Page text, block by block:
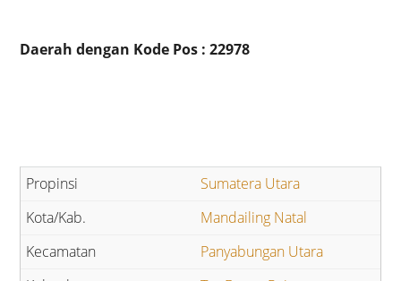
Daerah dengan Kode Pos : 22978
Sumatera Utara
Mandailing Natal
Panyabungan Utara